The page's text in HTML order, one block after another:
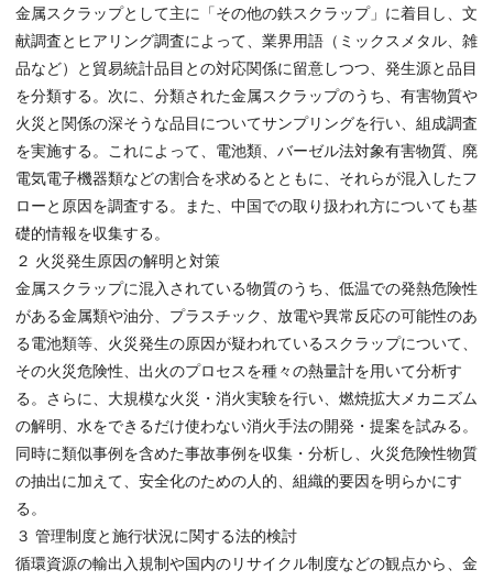
金属スクラップとして主に「その他の鉄スクラップ」に着目し、文
献調査とヒアリング調査によって、業界用語（ミックスメタル、雑
品など）と貿易統計品目との対応関係に留意しつつ、発生源と品目
を分類する。次に、分類された金属スクラップのうち、有害物質や
火災と関係の深そうな品目についてサンプリングを行い、組成調査
を実施する。これによって、電池類、バーゼル法対象有害物質、廃
電気電子機器類などの割合を求めるとともに、それらが混入したフ
ローと原因を調査する。また、中国での取り扱われ方についても基
礎的情報を収集する。
２ 火災発生原因の解明と対策
金属スクラップに混入されている物質のうち、低温での発熱危険性
がある金属類や油分、プラスチック、放電や異常反応の可能性のあ
る電池類等、火災発生の原因が疑われているスクラップについて、
その火災危険性、出火のプロセスを種々の熱量計を用いて分析す
る。さらに、大規模な火災・消火実験を行い、燃焼拡大メカニズム
の解明、水をできるだけ使わない消火手法の開発・提案を試みる。
同時に類似事例を含めた事故事例を収集・分析し、火災危険性物質
の抽出に加えて、安全化のための人的、組織的要因を明らかにす
る。
３ 管理制度と施行状況に関する法的検討
循環資源の輸出入規制や国内のリサイクル制度などの観点から、金